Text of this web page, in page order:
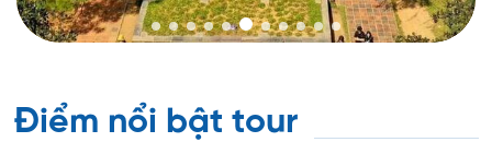
Điểm nổi bật tour